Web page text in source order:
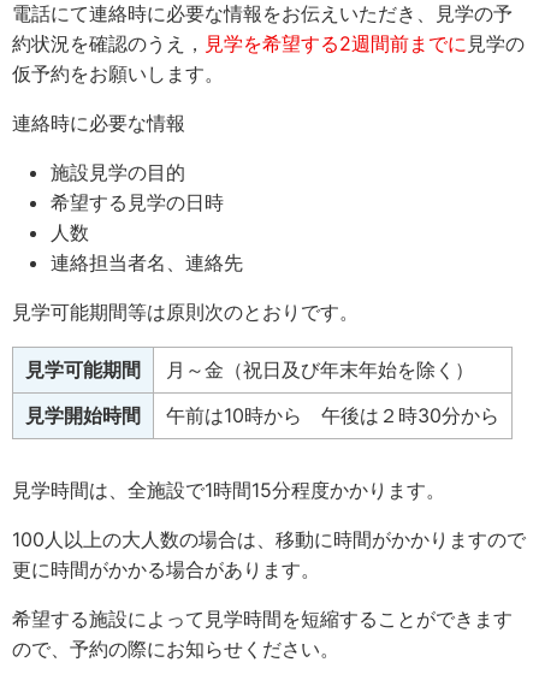
電話にて連絡時に必要な情報をお伝えいただき、見学の予
約状況を確認のうえ， 見学を希望する2週間前までに 見学の
仮予約をお願いします。
連絡時に必要な情報
施設見学の目的
希望する見学の日時
人数
連絡担当者名、連絡先
見学可能期間等は原則次のとおりです。
見学可能期間
月～金（祝日及び年末年始を除く）
見学開始時間
午前は10時から 午後は２時30分から
見学時間は、全施設で1時間15分程度かかります。
100人以上の大人数の場合は、移動に時間がかかりますので
更に時間がかかる場合があります。
希望する施設によって見学時間を短縮することができます
ので、予約の際にお知らせください。